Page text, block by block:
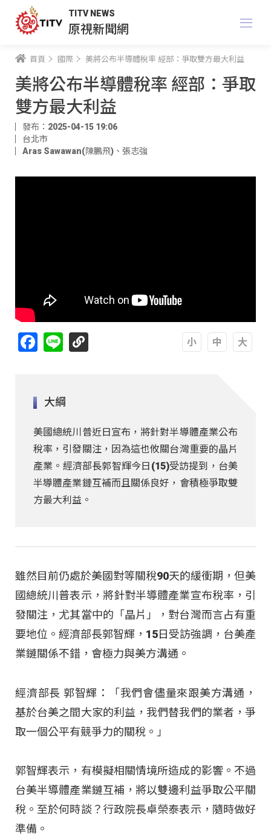
TITV NEWS
原視新聞網
首頁 國際 美將公布半導體稅率 經部：爭取雙方最大利益
美將公布半導體稅率 經部：爭取
雙方最大利益
發布：2025-04-15 19:06
台北市
Aras Sawawan(陳鵬飛) 、 張志強
Facebook
Line
大綱
美國總統川普近日宣布，將針對半導體產業公布
稅率，引發關注，因為這也攸關台灣重要的晶片
產業。經濟部長郭智輝今日(15)受訪提到，台美
半導體產業鏈互補而且關係良好，會積極爭取雙
方最大利益。
雖然目前仍處於美國對等關稅90天的緩衝期，但美
國總統川普表示，將針對半導體產業宣布稅率，引
發關注，尤其當中的「晶片」，對台灣而言占有重
要地位。經濟部長郭智輝，15日受訪強調，台美產
業鏈關係不錯，會極力與美方溝通。
經濟部長 郭智輝：「我們會儘量來跟美方溝通，
基於台美之間大家的利益，我們替我們的業者，爭
取一個公平有競爭力的關稅。」
郭智輝表示，有模擬相關情境所造成的影響。不過
台美半導體產業鏈互補，將以雙邊利益爭取公平關
稅。至於何時談？行政院長卓榮泰表示，隨時做好
準備。